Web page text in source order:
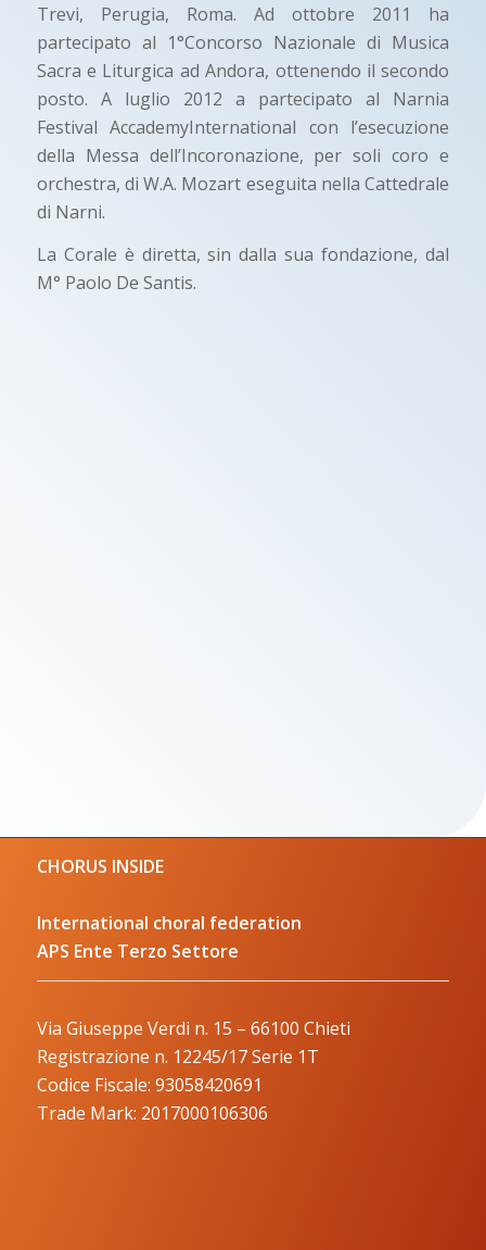
Trevi, Perugia, Roma. Ad ottobre 2011 ha
partecipato al 1°Concorso Nazionale di Musica
Sacra e Liturgica ad Andora, ottenendo il secondo
posto. A luglio 2012 a partecipato al Narnia
Festival AccademyInternational con l’esecuzione
della Messa dell’Incoronazione, per soli coro e
orchestra, di W.A. Mozart eseguita nella Cattedrale
di Narni.
La Corale è diretta, sin dalla sua fondazione, dal
M° Paolo De Santis.
CHORUS INSIDE
International choral federation
APS Ente Terzo Settore
Via Giuseppe Verdi n. 15 – 66100 Chieti
Registrazione n. 12245/17 Serie 1T
Codice Fiscale: 93058420691
Trade Mark: 2017000106306